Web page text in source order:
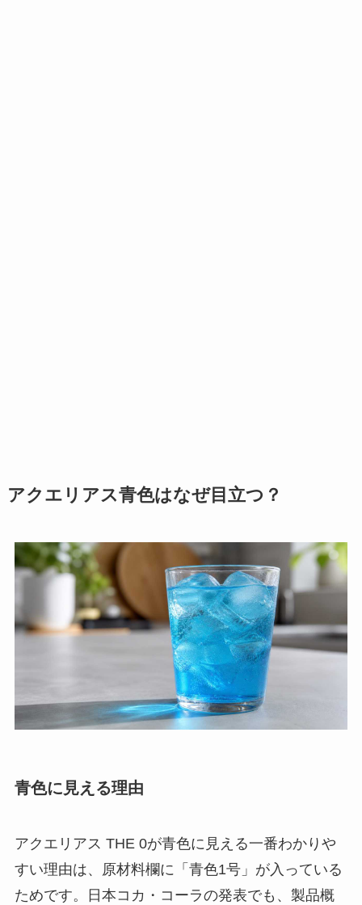
アクエリアス青色はなぜ目立つ？
青色に見える理由
アクエリアス THE 0が青色に見える一番わかりや
すい理由は、原材料欄に「青色1号」が入っている
ためです。日本コカ・コーラの発表でも、製品概